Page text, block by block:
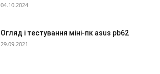
04.10.2024
Огляд і тестування міні-пк asus pb62
29.09.2021